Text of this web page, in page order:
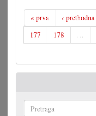
« prva ‹ prethodna
177
178 …